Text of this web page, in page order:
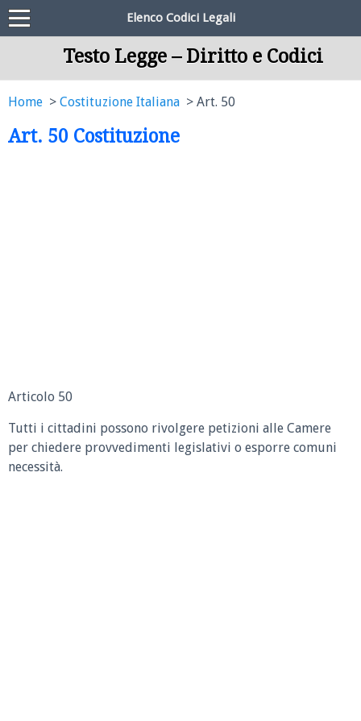
Elenco Codici Legali
Testo Legge – Diritto e Codici
Home Costituzione Italiana Art. 50
Art. 50 Costituzione
Articolo 50
Tutti i cittadini possono rivolgere petizioni alle Camere
per chiedere provvedimenti legislativi o esporre comuni
necessità.